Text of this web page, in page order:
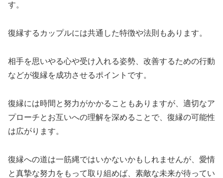
す。
復縁するカップルには共通した特徴や法則もあります。
相手を思いやる心や受け入れる姿勢、改善するための行動
などが復縁を成功させるポイントです。
復縁には時間と努力がかかることもありますが、適切なア
プローチとお互いへの理解を深めることで、復縁の可能性
は広がります。
復縁への道は一筋縄ではいかないかもしれませんが、愛情
と真摯な努力をもって取り組めば、素敵な未来が待ってい